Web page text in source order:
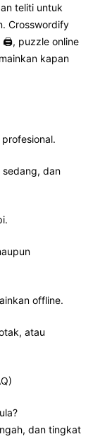
teliti untuk
Crosswordify
🖨️, puzzle online
kapan
dan
offline.
atau
dan tingkat